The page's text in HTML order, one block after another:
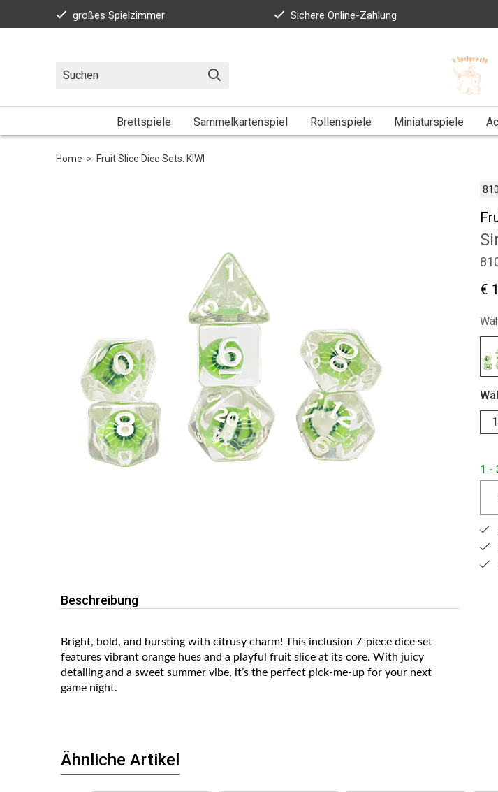
großes Spielzimmer Sichere Online-Zahlung
Brettspiele Sammelkartenspiel Rollenspiele Miniaturspiele
Home > Fruit Slice Dice Sets: KIWI
€
1 -
Beschreibung
Bright, bold, and bursting with citrusy charm! This inclusion 7-piece dice set
features vibrant orange hues and a playful fruit slice at its core. With juicy
detailing and a sweet summer vibe, it’s the perfect pick-me-up for your next
game night.
Ähnliche Artikel